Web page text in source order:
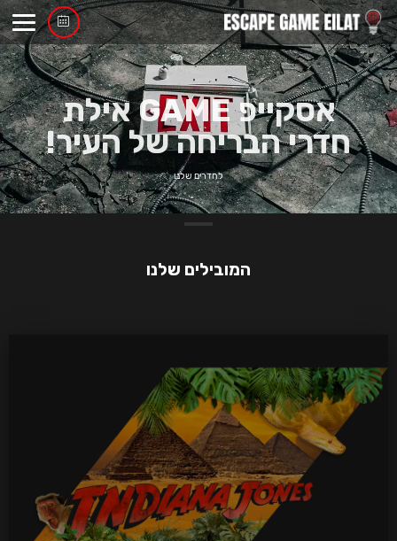
אסקייפ GAME אילת
חדרי הבריחה של העיר!
לחדרים שלנו
המובילים שלנו